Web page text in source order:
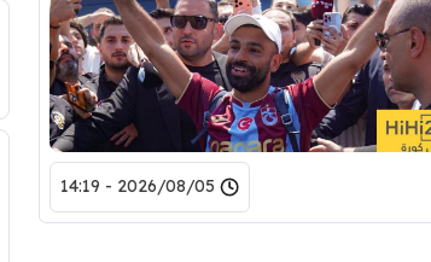
2026/08/05 - 14:19